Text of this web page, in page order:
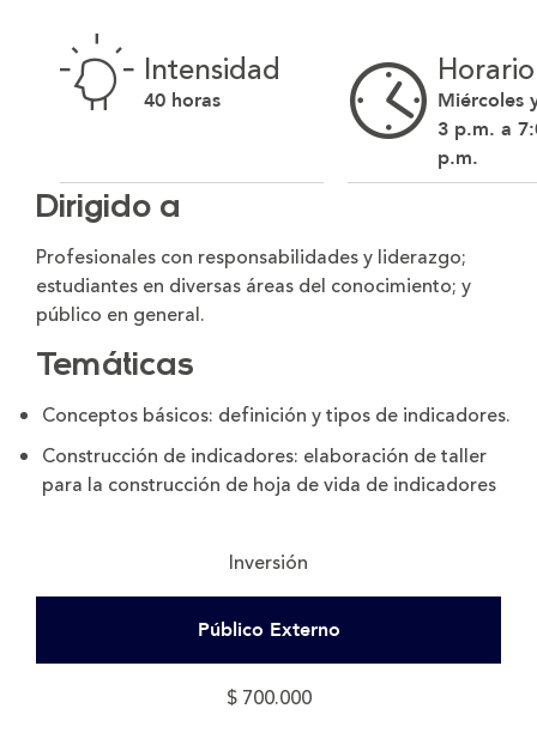
Intensidad
40 horas
Horario
Miércoles
3 p.m. a
p.m.
Dirigido a
Profesionales con responsabilidades y liderazgo;
estudiantes en diversas áreas del conocimiento; y
público en general.
Temáticas
Conceptos básicos: definición y tipos de indicadores.
Construcción de indicadores: elaboración de taller
para la construcción de hoja de vida de indicadores
Inversión
Público Externo
$ 700.000